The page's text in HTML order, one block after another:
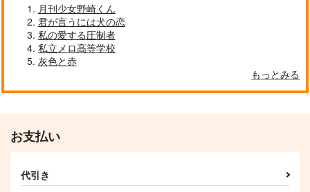
ょう！！
（税込）
大崎×新橋
どくさら
787円（税込）
「BanG Dream!」
「カードファイト!! ヴ
ァンガー
ド Divinez デラック
ス決勝編」オープニン
(通常盤)/Morfonica
1,760 円（税込）
サンプル
作品詳細
月刊少女野崎くん
君が言うには犬の恋
私の愛する圧制者
私立メロ高等学校
灰色と赤
もっとみる
お支払い
代引き